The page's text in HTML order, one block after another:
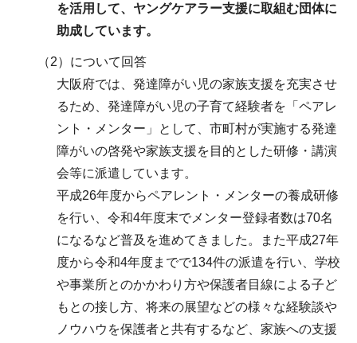
を活用して、ヤングケアラー支援に取組む団体に
助成しています。
（2）について回答
大阪府では、発達障がい児の家族支援を充実させ
るため、発達障がい児の子育て経験者を「ペアレ
ント・メンター」として、市町村が実施する発達
障がいの啓発や家族支援を目的とした研修・講演
会等に派遣しています。
平成26年度からペアレント・メンターの養成研修
を行い、令和4年度末でメンター登録者数は70名
になるなど普及を進めてきました。また平成27年
度から令和4年度までで134件の派遣を行い、学校
や事業所とのかかわり方や保護者目線による子ど
もとの接し方、将来の展望などの様々な経験談や
ノウハウを保護者と共有するなど、家族への支援